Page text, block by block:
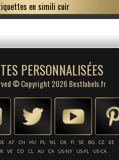
en simili cuir
PERSONNALISÉES
© Copyright 2026 Bestlabels.fr
AT CH HU PL NL DK FI SE BG CZ EE
VE CO CL AU CA US-NY US-FL US-CA